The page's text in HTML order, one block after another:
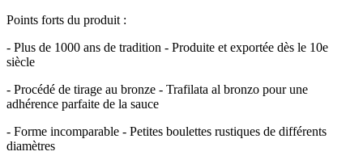
Points forts du produit :
- Plus de 1000 ans de tradition - Produite et exportée dès le 10e
siècle
- Procédé de tirage au bronze - Trafilata al bronzo pour une
adhérence parfaite de la sauce
- Forme incomparable - Petites boulettes rustiques de différents
diamètres